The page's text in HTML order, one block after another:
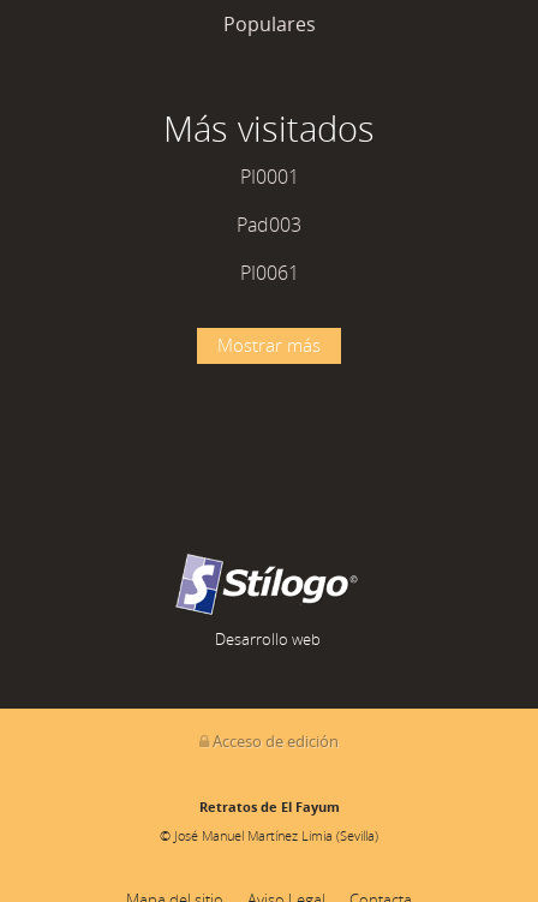
Populares
Más visitados
PI0001
Pad003
PI0061
Mostrar más
Desarrollo web
Acceso de edición
Retratos de El Fayum
© José Manuel Martínez Limia (Sevilla)